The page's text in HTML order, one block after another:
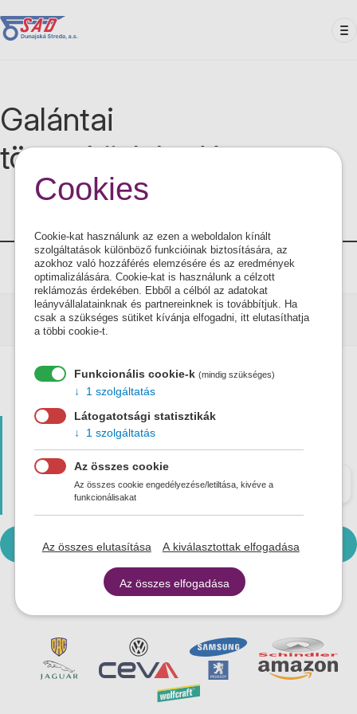
a
tartalomra
Galántai
tömegközlekedés
202 101 MHD Galanta linka č.1
202 102 MHD Galanta linka č.2 PDF
202 103 MHD Galanta linka č.3
Útvonal keresése
Honnan Hova
Cookies
Cookie-kat használunk az ezen a weboldalon kínált
szolgáltatások különböző funkcióinak biztosítására, az
azokhoz való hozzáférés elemzésére és az eredmények
optimalizálására. Cookie-kat is használunk a célzott
reklámozás érdekében. Ebből a célból az adatokat
leányvállalatainknak és partnereinknek is továbbítjuk. Ha
csak a szükséges sütiket kívánja elfogadni, itt elutasíthatja
a többi cookie-t.
Funkcionális cookie-k (mindig szükséges)
1 szolgáltatás
Látogatotsági statisztikák
1 szolgáltatás
Az összes cookie
Az összes cookie engedélyezése/letiltása, kivéve a
funkcionálisakat
Az összes elutasítása A kiválasztottak elfogadása
Az összes elfogadása